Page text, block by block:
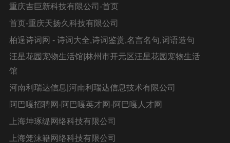
重庆吉巨新科技有限公司-首页
首页-重庆天扬久科技有限公司
柏逞诗词网 - 诗词大全,诗词鉴赏,名言名句,词语造句
汪星花园宠物生活馆|林州市开元区汪星花园宠物生活
馆
河南利瑞达信息|河南利瑞达信息技术有限公司
阿巴嘎招聘网-阿巴嘎英才网-阿巴嘎人才网
上海坤琢缇网络科技有限公司
上海笼沫籍网络科技有限公司